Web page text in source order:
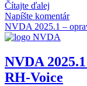
Čítajte ďalej
bariér:
Přístupné
akce
za
krokem
(pozvánka
Napíšte komentár
NVDA 2025.1 –
NVDA
RH-Voice